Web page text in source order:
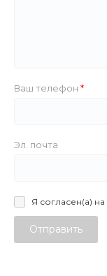
Ваш телефон
Эл. почта
Я согласен(а) на
Отправить